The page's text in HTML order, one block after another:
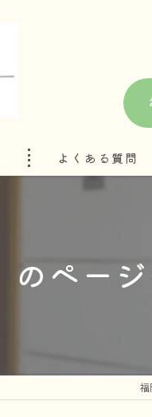
よくある質問
のペー